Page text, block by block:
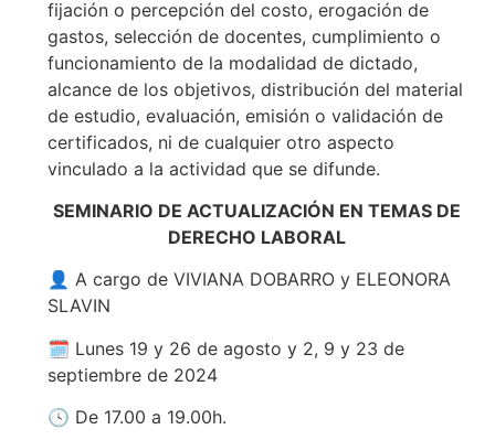
fijación o percepción del costo, erogación de
gastos, selección de docentes, cumplimiento o
funcionamiento de la modalidad de dictado,
alcance de los objetivos, distribución del material
de estudio, evaluación, emisión o validación de
certificados, ni de cualquier otro aspecto
vinculado a la actividad que se difunde.
SEMINARIO DE ACTUALIZACIÓN EN TEMAS DE
DERECHO LABORAL
👤 A cargo de VIVIANA DOBARRO y ELEONORA
SLAVIN
🗓️ Lunes 19 y 26 de agosto y 2, 9 y 23 de
septiembre de 2024
🕓 De 17.00 a 19.00h.